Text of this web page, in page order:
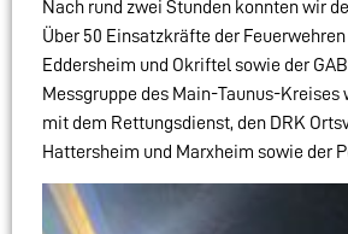
Nach rund zwei Stunden konnten wir
Über 50 Einsatzkräfte der
Eddersheim und Okriftel sowie der
Messgruppe des Main-Taunus-Kreises
mit dem Rettungsdienst, den DRK
Hattersheim und Marxheim sowie der